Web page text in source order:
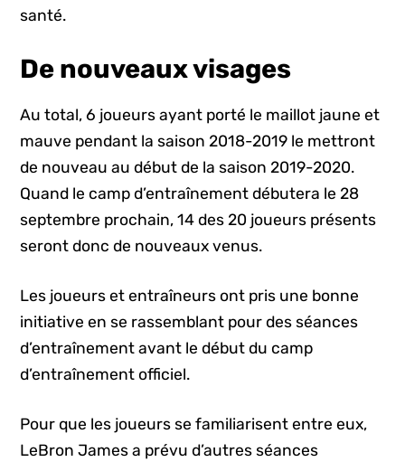
santé.
De nouveaux visages
Au total, 6 joueurs ayant porté le maillot jaune et
mauve pendant la saison 2018-2019 le mettront
de nouveau au début de la saison 2019-2020.
Quand le camp d’entraînement débutera le 28
septembre prochain, 14 des 20 joueurs présents
seront donc de nouveaux venus.
Les joueurs et entraîneurs ont pris une bonne
initiative en se rassemblant pour des séances
d’entraînement avant le début du camp
d’entraînement officiel.
Pour que les joueurs se familiarisent entre eux,
LeBron James a prévu d’autres séances